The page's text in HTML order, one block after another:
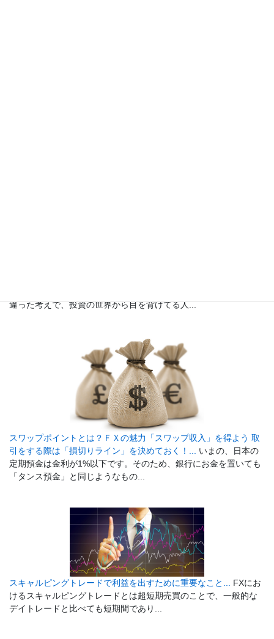
違った考えで、投資の世界から目を背けてる人...
スワップポイントとは？ＦＸの魅力「スワップ収入」を得よう 取
引をする際は「損切りライン」を決めておく！... いまの、日本の
定期預金は金利が1%以下です。そのため、銀行にお金を置いても
「タンス預金」と同じようなもの...
スキャルピングトレードで利益を出すために重要なこと...
FXにお
けるスキャルピングトレードとは超短期売買のことで、一般的な
デイトレードと比べても短期間であり...